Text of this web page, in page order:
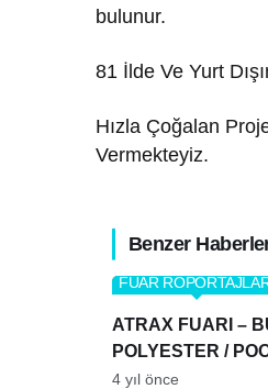
bulunur.
81 İlde Ve Yurt
Hızla Çoğalan
Vermekteyiz.
Benzer
ATRAX FUARI –
POLYESTER /
MOBİL HAVUZ
FUAR
4 yıl önce